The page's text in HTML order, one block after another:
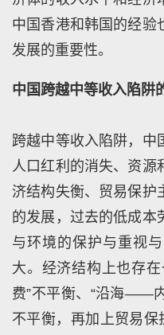
中国香港和韩国的经验
发展的重要性。
中国跨越中等收入陷阱
跨越中等收入陷阱，中
人口红利的消失、资源
济结构失衡、贸易保护
的发展，过去的低成本
与环境的保护与重视
大。经济结构上也存
费”不平衡、“沿海——
不平衡，再加上贸易保